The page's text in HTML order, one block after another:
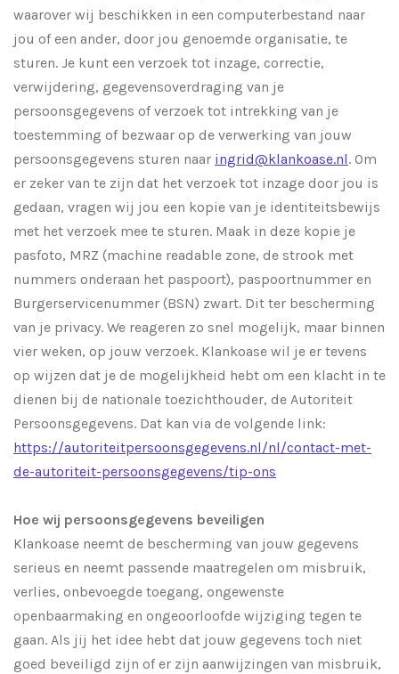
waarover wij beschikken in een computerbestand naar
jou of een ander, door jou genoemde organisatie, te
sturen. Je kunt een verzoek tot inzage, correctie,
verwijdering, gegevensoverdraging van je
persoonsgegevens of verzoek tot intrekking van je
toestemming of bezwaar op de verwerking van jouw
persoonsgegevens sturen naar ingrid@klankoase.nl. Om
er zeker van te zijn dat het verzoek tot inzage door jou is
gedaan, vragen wij jou een kopie van je identiteitsbewijs
met het verzoek mee te sturen. Maak in deze kopie je
pasfoto, MRZ (machine readable zone, de strook met
nummers onderaan het paspoort), paspoortnummer en
Burgerservicenummer (BSN) zwart. Dit ter bescherming
van je privacy. We reageren zo snel mogelijk, maar binnen
vier weken, op jouw verzoek. Klankoase wil je er tevens
op wijzen dat je de mogelijkheid hebt om een klacht in te
dienen bij de nationale toezichthouder, de Autoriteit
Persoonsgegevens. Dat kan via de volgende link:
https://autoriteitpersoonsgegevens.nl/nl/contact-met-
de-autoriteit-persoonsgegevens/tip-ons
Hoe wij persoonsgegevens beveiligen
Klankoase neemt de bescherming van jouw gegevens
serieus en neemt passende maatregelen om misbruik,
verlies, onbevoegde toegang, ongewenste
openbaarmaking en ongeoorloofde wijziging tegen te
gaan. Als jij het idee hebt dat jouw gegevens toch niet
goed beveiligd zijn of er zijn aanwijzingen van misbruik,